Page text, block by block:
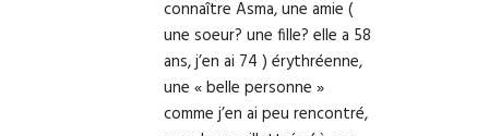
connaître Asma, une amie (
une soeur? une fille? elle a 58
ans, j’en ai 74 ) érythréenne,
une « belle personne »
comme j’en ai peu rencontré,